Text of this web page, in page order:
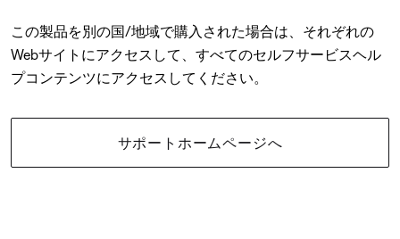
この製品を別の国/地域で購入された場合は、それぞれの
Webサイトにアクセスして、すべてのセルフサービスヘル
プコンテンツにアクセスしてください。
サポートホームページへ